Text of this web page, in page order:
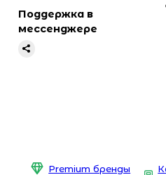
Поддержка в
мессенджере
Premium бренды